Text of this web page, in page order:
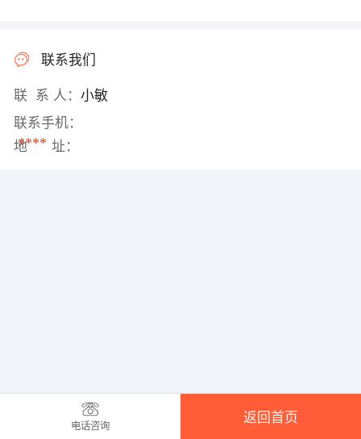
联系我们
联 系 人： 小敏
联系手机：
****
地 址：
电话咨询
返回首页